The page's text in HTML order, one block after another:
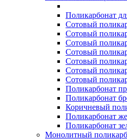
Поликарбонат
Сотовый
Сотовый
Сотовый
Сотовый
Сотовый
Сотовый
Сотовый
Поликарбонат
Поликарбонат
Коричневый
Поликарбонат
Поликарбонат
Монолитный